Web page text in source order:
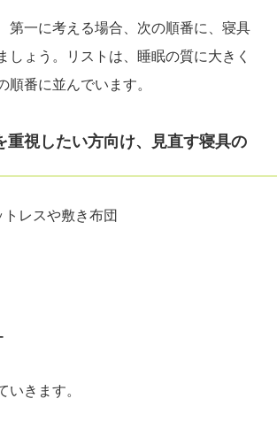
第一に考える場合、次の順番に、寝具
しょう。リストは、睡眠の質に大きく
順番に並んでいます。
重視したい方向け、見直す寝具の
レスや敷き布団
いきます。